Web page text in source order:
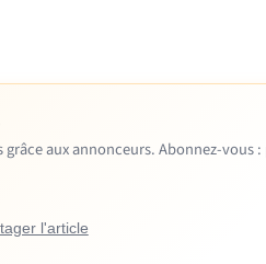
grâce aux annonceurs. Abonnez-
l'article